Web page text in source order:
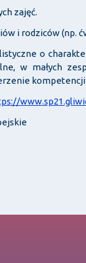
zajęć.
i rodziców (np.
o
w małych